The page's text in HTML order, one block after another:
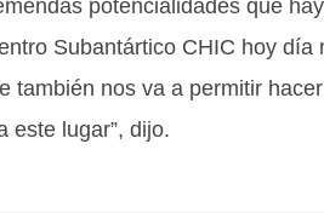
potencialidades que
Subantártico CHIC hoy día
también nos va a permitir hacer
este lugar”, dijo.